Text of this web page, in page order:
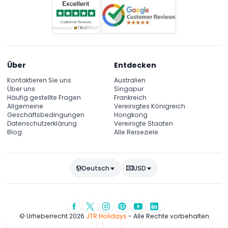
Über
Kontaktieren Sie uns
Über uns
Häufig gestellte Fragen
Allgemeine
Geschäftsbedingungen
Datenschutzerklärung
Blog
Entdecken
Australien
Singapur
Frankreich
Vereinigtes Königreich
Hongkong
Vereinigte Staaten
Alle Reiseziele
Deutsch USD
© Urheberrecht 2026 JTR Holidays - Alle Rechte vorbehalten